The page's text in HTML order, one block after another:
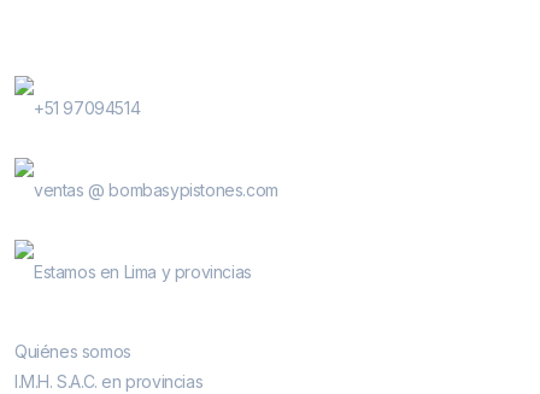
+51 97094514
ventas @ bombasypistones.com
Estamos en Lima y provincias
Quiénes somos
I.M.H. S.A.C. en provincias